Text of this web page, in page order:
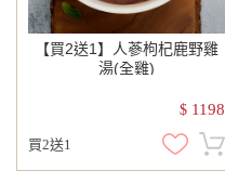
【買2送1】人蔘枸杞鹿野雞
湯(全雞)
$ 1198
買2送1